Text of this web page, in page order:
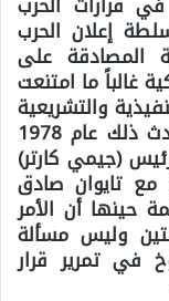
إعلان الحرب
المصادقة على
غالباً ما امتنعت
والتشريعية
في قضايا السياسة الخارجية، وقد حدث ذلك عام 1978
(جيمي كارتر)
مع تايوان صادق
حينها أن الأمر
وليس مسألة
في تمرير قرار